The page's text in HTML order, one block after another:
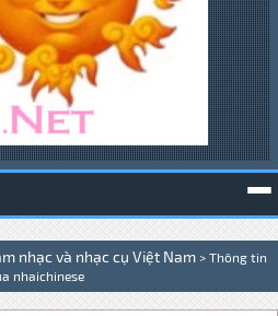
nhạc và nhạc cụ Việt Nam > Thông tin
nhaichinese